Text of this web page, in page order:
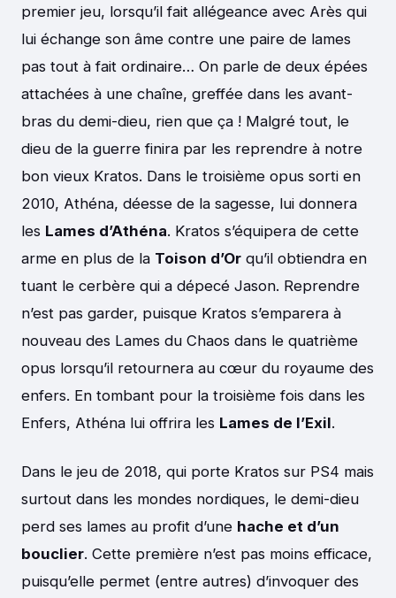
premier jeu, lorsqu’il fait allégeance avec Arès qui
lui échange son âme contre une paire de lames
pas tout à fait ordinaire… On parle de deux épées
attachées à une chaîne, greffée dans les avant-
bras du demi-dieu, rien que ça ! Malgré tout, le
dieu de la guerre finira par les reprendre à notre
bon vieux Kratos. Dans le troisième opus sorti en
2010, Athéna, déesse de la sagesse, lui donnera
les Lames d’Athéna. Kratos s’équipera de cette
arme en plus de la Toison d’Or qu’il obtiendra en
tuant le cerbère qui a dépecé Jason. Reprendre
n’est pas garder, puisque Kratos s’emparera à
nouveau des Lames du Chaos dans le quatrième
opus lorsqu’il retournera au cœur du royaume des
enfers. En tombant pour la troisième fois dans les
Enfers, Athéna lui offrira les Lames de l’Exil.
Dans le jeu de 2018, qui porte Kratos sur PS4 mais
surtout dans les mondes nordiques, le demi-dieu
perd ses lames au profit d’une hache et d’un
bouclier. Cette première n’est pas moins efficace,
puisqu’elle permet (entre autres) d’invoquer des